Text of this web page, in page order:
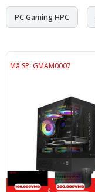
PC Gaming HPC
Mã SP: GMAM0007